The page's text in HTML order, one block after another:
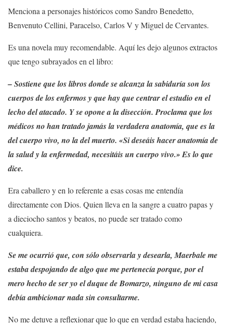
Menciona a personajes históricos como Sandro Benedetto,
Benvenuto Cellini, Paracelso, Carlos V y Miguel de Cervantes.
Es una novela muy recomendable. Aquí les dejo algunos extractos
que tengo subrayados en el libro:
– Sostiene que los libros donde se alcanza la sabiduría son los
cuerpos de los enfermos y que hay que centrar el estudio en el
lecho del atacado. Y se opone a la disección. Proclama que los
médicos no han tratado jamás la verdadera anatomía, que es la
del cuerpo vivo, no la del muerto. «Si deseáis hacer anatomía de
la salud y la enfermedad, necesitáis un cuerpo vivo.» Es lo que
dice.
Era caballero y en lo referente a esas cosas me entendía
directamente con Dios. Quien lleva en la sangre a cuatro papas y
a dieciocho santos y beatos, no puede ser tratado como
cualquiera.
Se me ocurrió que, con sólo observarla y desearla, Maerbale me
estaba despojando de algo que me pertenecía porque, por el
mero hecho de ser yo el duque de Bomarzo, ninguno de mi casa
debía ambicionar nada sin consultarme.
No me detuve a reflexionar que lo que en verdad estaba haciendo,